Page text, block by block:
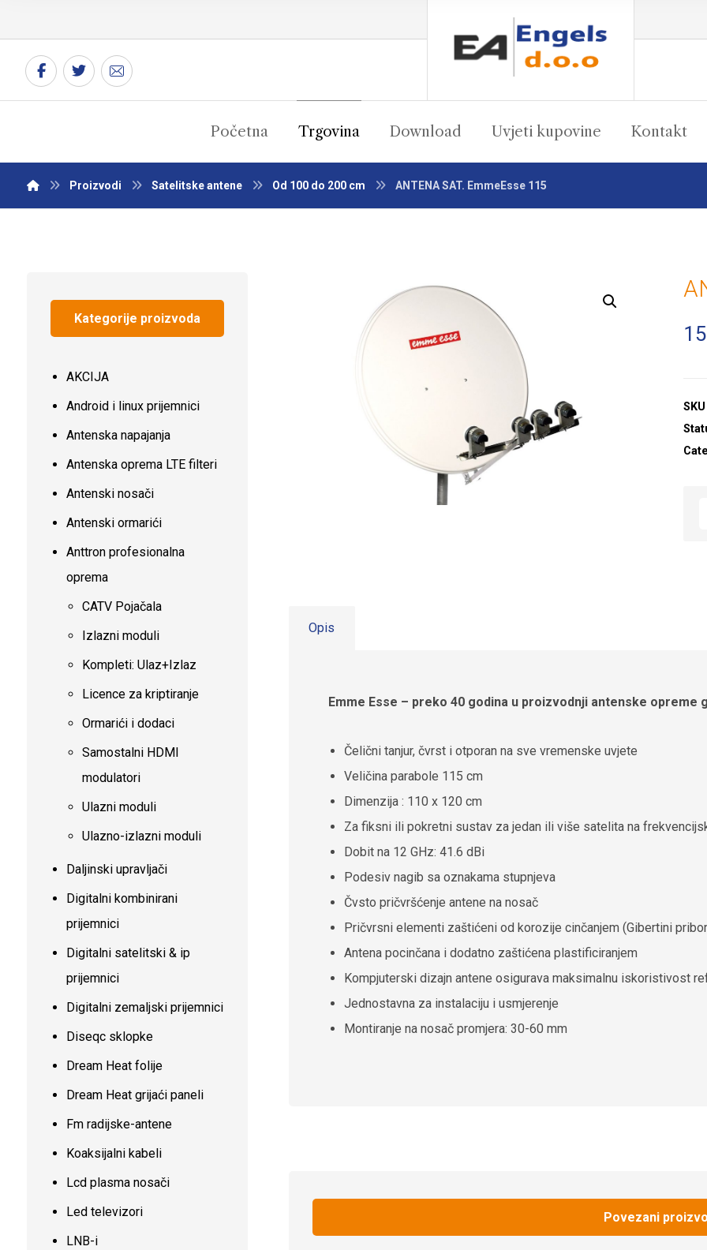
Početna Trgovina Download Uvjeti kupovine Kontakt
Proizvodi Satelitske antene Od 100 do 200 cm ANTENA SAT. EmmeEsse 115
SKU
Opis
Emme Esse – preko 40 godina u proizvodnji antenske opreme
Čelični tanjur, čvrst i otporan na sve vremenske uvjete
Veličina parabole 115 cm
Dimenzija : 110 x 120 cm
Za fiksni ili pokretni sustav za jedan ili više satelita na
Dobit na 12 GHz: 41.6 dBi
Podesiv nagib sa oznakama stupnjeva
Čvsto pričvršćenje antene na nosač
Pričvrsni elementi zaštićeni od korozije cinčanjem (Gibertini
Antena pocinčana i dodatno zaštićena plastificiranjem
Kompjuterski dizajn antene osigurava maksimalnu iskoristivost
Jednostavna za instalaciju i usmjerenje
Montiranje na nosač promjera: 30-60 mm
Povezani
Kategorije proizvoda
AKCIJA
Android i linux prijemnici
Antenska napajanja
Antenska oprema LTE filteri
Antenski nosači
Antenski ormarići
Anttron profesionalna
oprema
CATV Pojačala
Izlazni moduli
Kompleti: Ulaz+Izlaz
Licence za kriptiranje
Ormarići i dodaci
Samostalni HDMI
modulatori
Ulazni moduli
Ulazno-izlazni moduli
Daljinski upravljači
Digitalni kombinirani
prijemnici
Digitalni satelitski & ip
prijemnici
Digitalni zemaljski prijemnici
Diseqc sklopke
Dream Heat folije
Dream Heat grijaći paneli
Fm radijske-antene
Koaksijalni kabeli
Lcd plasma nosači
Led televizori
LNB-i